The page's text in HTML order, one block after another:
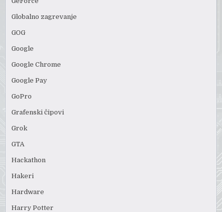
Globalno zagrevanje
GOG
Google
Google Chrome
Google Pay
GoPro
Grafenski čipovi
Grok
GTA
Hackathon
Hakeri
Hardware
Harry Potter